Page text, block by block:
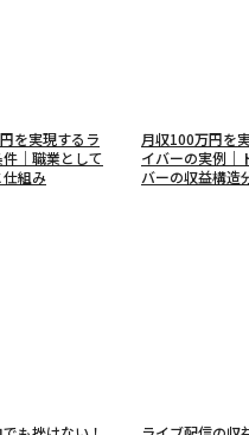
を実現するラ
｜職業として
仕組み
月収100万円を
イバーの実例｜
バーの収益構造